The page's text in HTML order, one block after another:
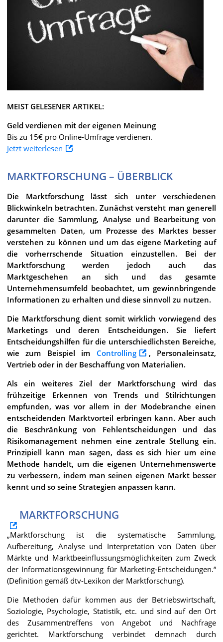
MEIST GELESENER ARTIKEL:
Geld verdienen mit der eigenen Meinung
Bis zu 15€ pro Online-Umfrage verdienen.
Jetzt weiterlesen
MARKTFORSCHUNG – ÜBERBLICK
Die Marktforschung lässt sich unter verschiedenen
Blickwinkeln betrachten. Zunächst versteht man generell
darunter die Sammlung, Analyse und Bearbeitung von
gesammelten Daten, um Prozesse des Marktes besser
verstehen zu können und um das eigene Marketing auf
die vorherrschende Situation einzustellen. Bei der
Marktforschung werden jedoch auch das
Marktgeschehen an sich und das gesamte
Unternehmensumfeld beobachtet, um gewinnbringende
Informationen zu erhalten und diese sinnvoll zu nutzen.
Die Marktforschung dient somit wirklich vorwiegend des
Marketings und deren Entscheidungen. Sie liefert
Entscheidungshilfen für die unterschiedlichsten Bereiche,
wie zum Beispiel im Controlling
, Personaleinsatz,
Vertrieb oder in der Beschaffung von Materialien.
Als ein weiteres Ziel der Marktforschung wird das
frühzeitige Erkennen von Trends und Stilrichtungen
empfunden, was vor allem in der Modebranche einen
entscheidenden Marktvorteil erbringen kann. Aber auch
die Beschränkung von Fehlentscheidungen und das
Risikomanagement nehmen eine zentrale Stellung ein.
Prinzipiell kann man sagen, dass es sich hier um eine
Methode handelt, um die eigenen Unternehmenswerte
zu verbessern, indem man seinen eigenen Markt besser
kennt und so seine Strategien anpassen kann.
MARKTFORSCHUNG
„Marktforschung ist die systematische Sammlung,
Aufbereitung, Analyse und Interpretation von Daten über
Märkte und Marktbeeinflussungsmöglichkeiten zum Zweck
der Informationsgewinnung für Marketing-Entscheidungen.“
(Definition gemäß dtv-Lexikon der Marktforschung).
Die Methoden dafür kommen aus der Betriebswirtschaft,
Soziologie, Psychologie, Statistik, etc. und sind auf den Ort
des Zusammentreffens von Angebot und Nachfrage
gerichtet. Marktforschung verbindet demnach durch